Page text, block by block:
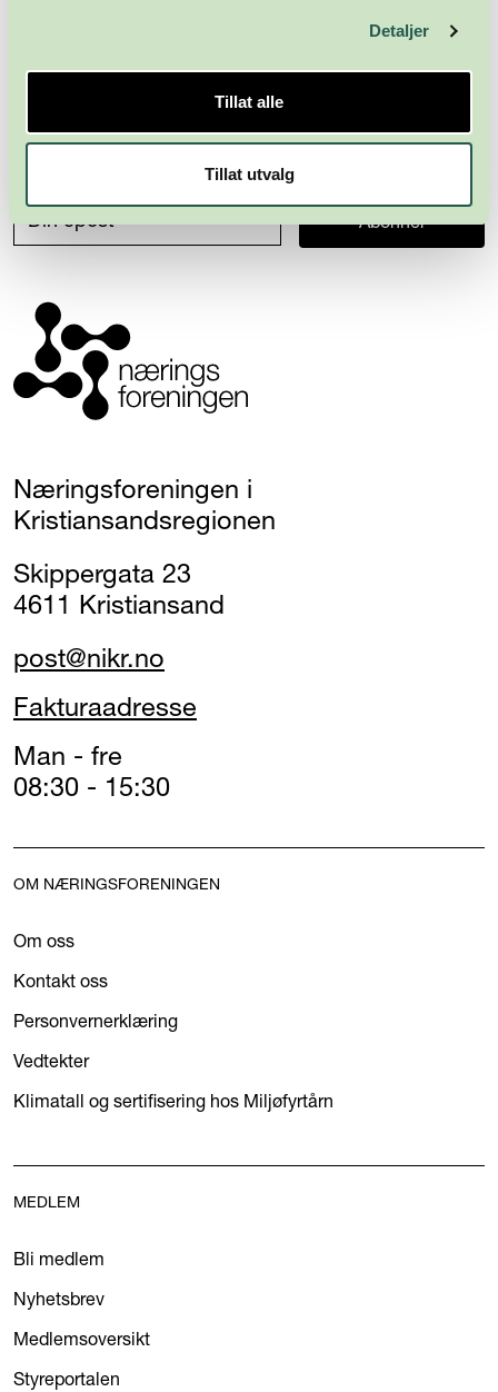
Detaljer
Tillat alle
Tillat utvalg
Meld deg på nyhetsbrevet
Abonner
Næringsforeningen i
Kristiansandsregionen
Skippergata 23
4611 Kristiansand
post@nikr.no
Fakturaadresse
Man - fre
08:30 - 15:30
OM NÆRINGSFORENINGEN
Om oss
Kontakt oss
Personvernerklæring
Vedtekter
Klimatall og sertifisering hos Miljøfyrtårn
MEDLEM
Bli medlem
Nyhetsbrev
Medlemsoversikt
Styreportalen